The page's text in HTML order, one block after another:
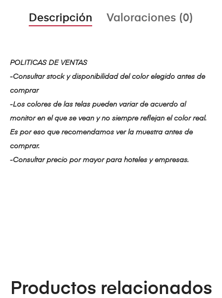
Descripción Valoraciones (0)
POLITICAS DE VENTAS
-Consultar stock y disponibilidad del color elegido antes de
comprar
-Los colores de las telas pueden variar de acuerdo al
monitor en el que se vean y no siempre reflejan el color real.
Es por eso que recomendamos ver la muestra antes de
comprar.
-Consultar precio por mayor para hoteles y empresas.
Productos relacionados